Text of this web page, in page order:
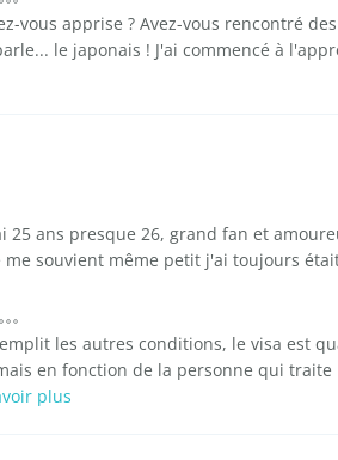
vous apprise ? Avez-vous rencontré des
le japonais ! J'ai commencé à
ans presque 26, grand fan et
souvient même petit j'ai toujours
les autres conditions, le visa est
en fonction de la personne qui traite
plus